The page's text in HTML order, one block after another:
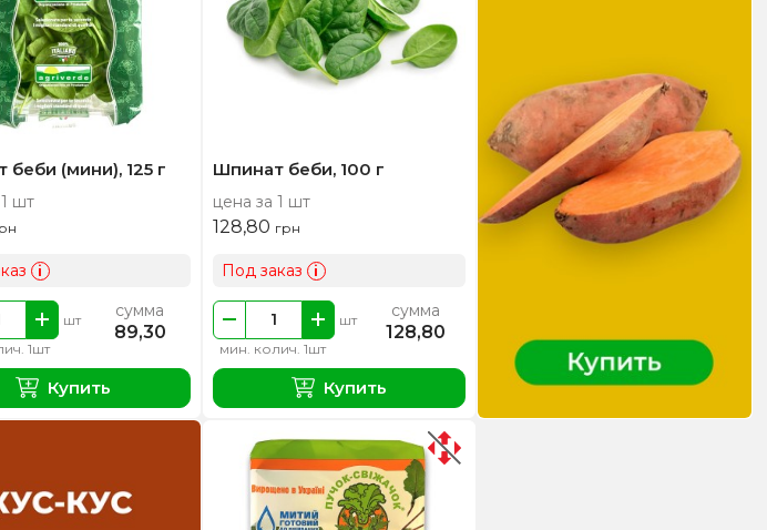
беби (мини), 125 г
шт
i
1шт
шт сумма
89,30
Купить
Шпинат беби, 100 г
цена за 1 шт
128,80 грн
Под заказ i
мин. колич. 1шт
шт сумма
128,80
Купить